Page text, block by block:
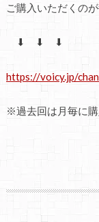
ご購入いただくの
⬇ ⬇ ⬇
https://voicy.jp/
※過去回は月毎に購